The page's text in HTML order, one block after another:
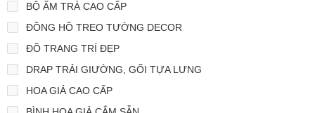
BỘ ẤM TRÀ CAO CẤP
ĐỒNG HỒ TREO TƯỜNG DECOR
ĐỒ TRANG TRÍ ĐẸP
DRAP TRẢI GIƯỜNG, GỐI TỰA LƯNG
HOA GIẢ CAO CẤP